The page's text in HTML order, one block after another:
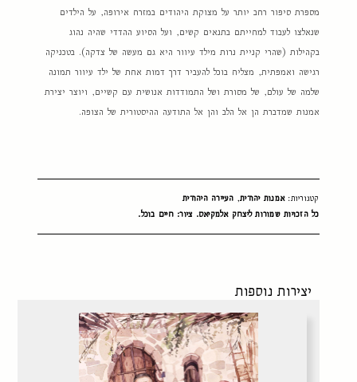
מספרת סיפור רחב יותר על מצוקת היהודים במזרח אירופה, על הילדים
שנאלצו לעבוד למחייתם בתנאים קשים, ועל הסיוע ההדדי שהיה נהוג
בקהילות (שהרי קניית נרות מילד עיוור היא גם מעשה של צדקה). בטכניקה
רגישה ואמפתית, מצליח בוכל להעביר דרך דמות אחת של ילד עיוור תמונה
שלמה של עולם, של מסורת ושל התמודדות אנושית עם קשיים, ויוצר יצירת
אמנות שמדברת הן אל הלב והן אל התודעה ההיסטורית של הצופה.
קטגוריות:אמנות יהודית, העיירה היהודית
כל הזכויות שמורות ליצחק אלמקיאס. ציור: חיים בוכל.
יצירות נוספות